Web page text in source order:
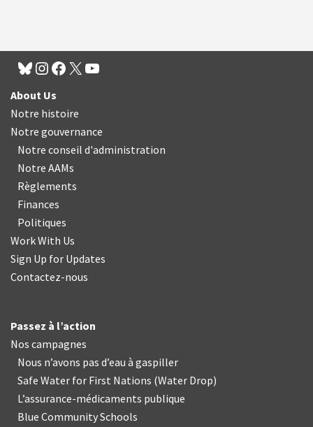
About Us
Notre histoire
Notre gouvernance
Notre conseil d'administration
Notre AAMs
Règlements
Finances
Politiques
Work With Us
Sign Up for Updates
Contactez-nous
Passez à l’action
Nos campagnes
Nous n’avons pas d’eau à gaspiller
Safe Water for First Nations (Water Drop)
L’assurance-médicaments publique
Blue Community Schools